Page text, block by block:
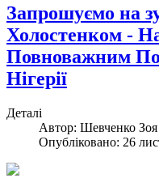
Запрошуємо на
Холостенком -
Повноважним
Нігерії
Деталі
Автор: Шевченко Зоя
Опубліковано: 26